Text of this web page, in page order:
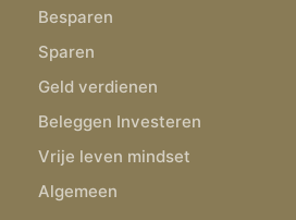
Besparen
Sparen
Geld verdienen
Beleggen Investeren
Vrije leven mindset
Algemeen